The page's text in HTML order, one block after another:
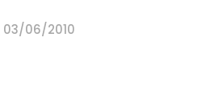
03/06/2010